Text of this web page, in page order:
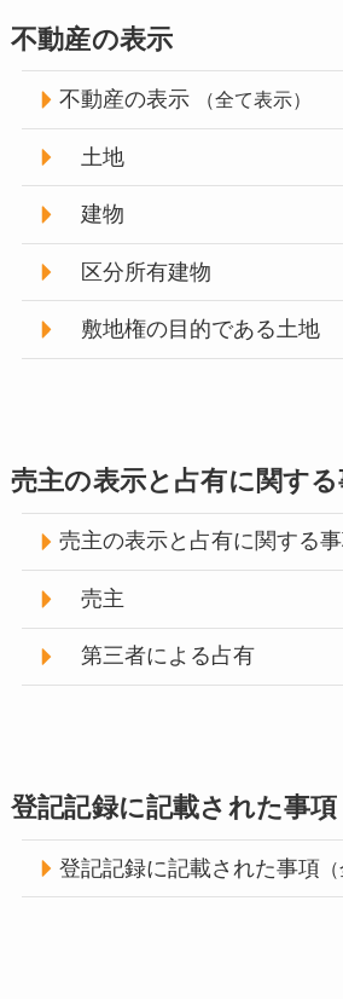
不動産の表示
不動産の表示 （全て表示）
土地
建物
区分所有建物
敷地権の目的である土地
売主の表示と占有に関す
売主の表示と占有に関する
売主
第三者による占有
登記記録に記載された事項
登記記録に記載された事項